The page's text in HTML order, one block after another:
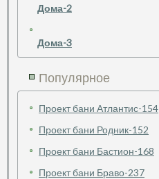
Дома-2
Дома-3
Популярное
Проект бани Атлантис-154
Проект бани Родник-152
Проект бани Бастион-168
Проект бани Браво-237